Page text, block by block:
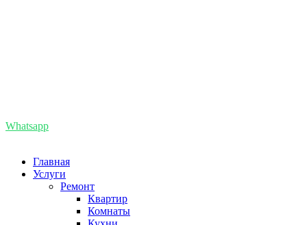
Whatsapp
Главная
Услуги
Ремонт
Квартир
Комнаты